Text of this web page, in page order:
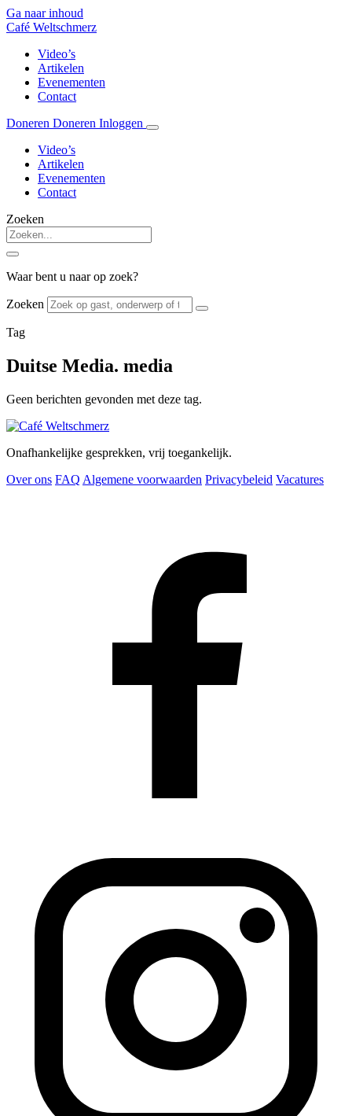
Ga naar inhoud
Café Weltschmerz
Video’s
Artikelen
Evenementen
Contact
Doneren Doneren Inloggen
Video’s
Artikelen
Evenementen
Contact
Zoeken
Waar bent u naar op zoek?
Zoeken
Tag
Duitse Media. media
Geen berichten gevonden met deze tag.
Onafhankelijke gesprekken, vrij toegankelijk.
Over ons FAQ Algemene voorwaarden Privacybeleid Vacatures